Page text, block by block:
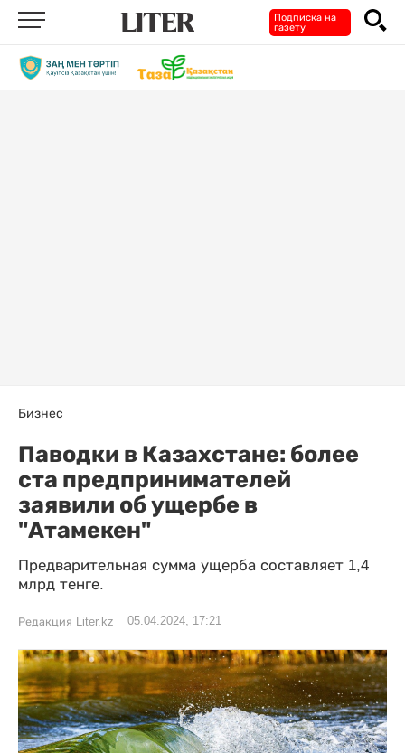
Подписка на
газету
Бизнес
Паводки в Казахстане: более
ста предпринимателей
заявили об ущербе в
"Атамекен"
Предварительная сумма ущерба составляет 1,4
млрд тенге.
Редакция Liter.kz 05.04.2024, 17:21